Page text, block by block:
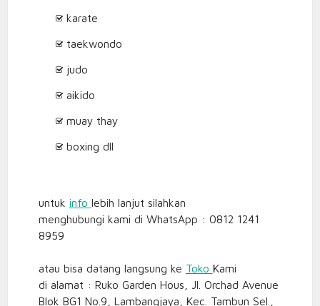
karate
taekwondo
judo
aikido
muay thay
boxing dll
untuk info lebih lanjut silahkan
menghubungi kami di WhatsApp : 0812 1241
8959
atau bisa datang langsung ke Toko Kami
di alamat : Ruko Garden Hous, Jl. Orchad Avenue
Blok BG1 No.9, Lambangjaya, Kec. Tambun Sel.,